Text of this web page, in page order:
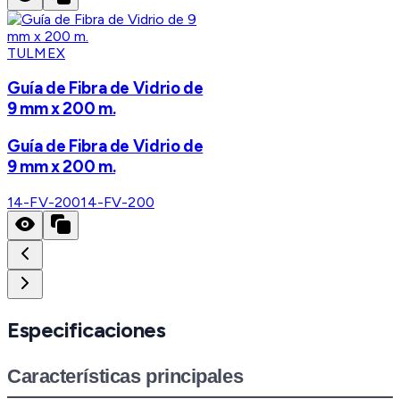
TULMEX
Guía de Fibra de Vidrio de
9 mm x 200 m.
Guía de Fibra de Vidrio de
9 mm x 200 m.
14-FV-20014-FV-200
Especificaciones
Características principales